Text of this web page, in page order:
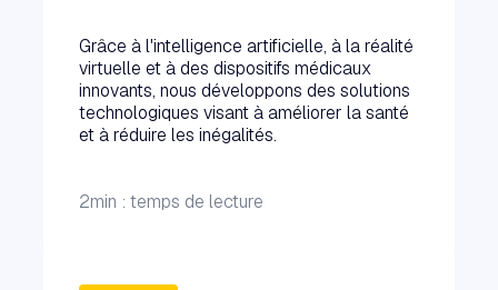
Grâce à l'intelligence artificielle, à la réalité
virtuelle et à des dispositifs médicaux
innovants, nous développons des solutions
technologiques visant à améliorer la santé
et à réduire les inégalités.
2min : temps de lecture